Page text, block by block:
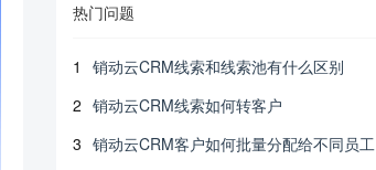
热门问题
1
销动云CRM线索和线索池有什么区别
2 销动云CRM线索如何转客户
3 销动云CRM客户如何批量分配给不同员工